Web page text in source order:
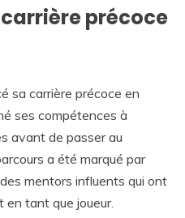
précoce
sa carrière précoce en
ses compétences à
avant de passer au
a été marqué par
mentors influents qui ont
tant que joueur.